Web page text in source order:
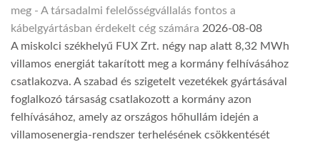
meg - A társadalmi felelősségvállalás fontos a
kábelgyártásban érdekelt cég számára 2026-08-08
A miskolci székhelyű FUX Zrt. négy nap alatt 8,32 MWh
villamos energiát takarított meg a kormány felhívásához
csatlakozva. A szabad és szigetelt vezetékek gyártásával
foglalkozó társaság csatlakozott a kormány azon
felhívásához, amely az országos hőhullám idején a
villamosenergia-rendszer terhelésének csökkentését